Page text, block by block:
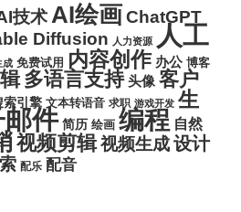
技术AI绘画ChatGPT
Diffusion 人力资源 人工
成 免费试用 内容创作 办公 博客
多语言支持 头像 客户
索引擎 文本转语音 求职 游戏开发 生
件 简历 绘画 编程 自然
视频剪辑视频生成设计
配乐 配音